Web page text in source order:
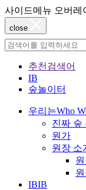
사이드메뉴 오버레
close
추천검색어
IB
숲놀이터
우리는Who
진짜 숲
원가
원장 소
IBIB